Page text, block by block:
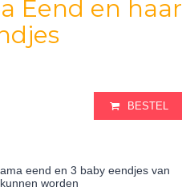
Eend en haar
BESTEL
eend en 3 baby eendjes van
worden